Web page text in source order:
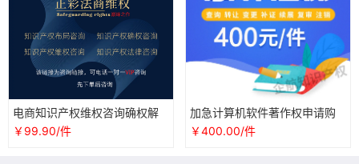
电商知识产权维权咨询确权解
读美术版权登记注册申请授权
许可布局
￥99.90/件
加急计算机软件著作权申请购
买重庆软著版权登记全包知识
￥400.00/件